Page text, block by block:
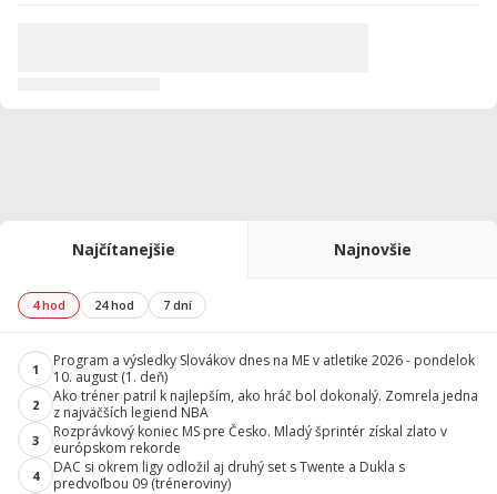
Najčítanejšie Najnovšie
4 hod 24 hod 7 dní
1
Program a výsledky Slovákov dnes na ME v atletike 2026 - pondelok
10. august (1. deň)
2
Ako tréner patril k najlepším, ako hráč bol dokonalý. Zomrela jedna
z najväčších legiend NBA
3
Rozprávkový koniec MS pre Česko. Mladý šprintér získal zlato v
európskom rekorde
4
DAC si okrem ligy odložil aj druhý set s Twente a Dukla s
predvoľbou 09 (tréneroviny)